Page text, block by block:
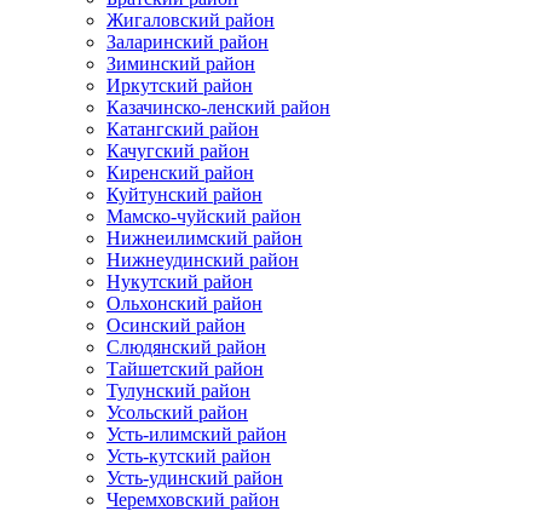
Жигаловский район
Заларинский район
Зиминский район
Иркутский район
Казачинско-ленский район
Катангский район
Качугский район
Киренский район
Куйтунский район
Мамско-чуйский район
Нижнеилимский район
Нижнеудинский район
Нукутский район
Ольхонский район
Осинский район
Слюдянский район
Тайшетский район
Тулунский район
Усольский район
Усть-илимский район
Усть-кутский район
Усть-удинский район
Черемховский район